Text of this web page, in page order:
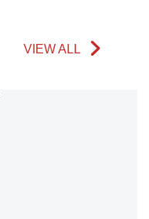
VIEW ALL